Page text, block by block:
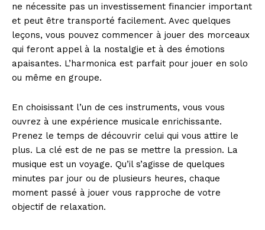
ne nécessite pas un investissement financier important
et peut être transporté facilement. Avec quelques
leçons, vous pouvez commencer à jouer des morceaux
qui feront appel à la nostalgie et à des émotions
apaisantes. L’harmonica est parfait pour jouer en solo
ou même en groupe.
En choisissant l’un de ces instruments, vous vous
ouvrez à une expérience musicale enrichissante.
Prenez le temps de découvrir celui qui vous attire le
plus. La clé est de ne pas se mettre la pression. La
musique est un voyage. Qu’il s’agisse de quelques
minutes par jour ou de plusieurs heures, chaque
moment passé à jouer vous rapproche de votre
objectif de relaxation.